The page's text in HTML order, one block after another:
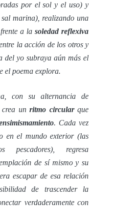
por el sol y el uso) y
marina), realizando una
a la soledad reflexiva
la acción de los otros y
del yo subraya aún más el
el poema explora.
con su alternancia de
crea unritmo circularque
. Cada vez
en el mundo exterior (las
regresa
de sí mismo y su
escapar de esa relación
de trascender la
verdaderamente con